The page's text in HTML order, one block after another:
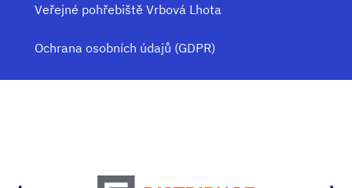
Veřejné pohřebiště Vrbová Lhota
Ochrana osobních údajů (GDPR)